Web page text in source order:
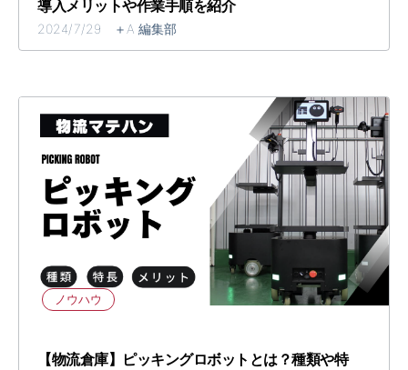
導入メリットや作業手順を紹介
2024/7/29 ＋A 編集部
ノウハウ
【物流倉庫】ピッキングロボットとは？種類や特